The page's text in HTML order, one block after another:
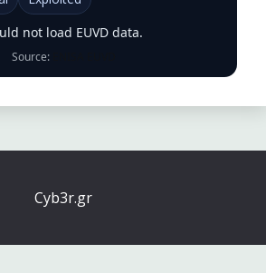
not load EUVD data.
Source:
Cyb3r.gr